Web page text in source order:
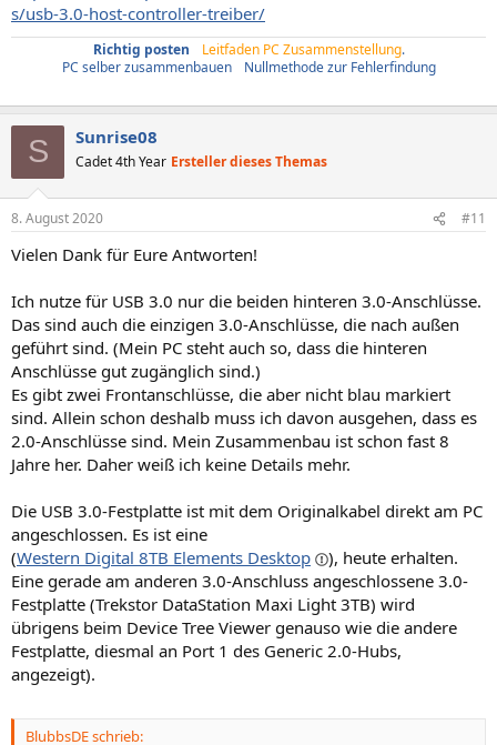
s/usb-3.0-host-controller-treiber/
Richtig posten Leitfaden PC Zusammenstellung.
PC selber zusammenbauen
Nullmethode zur Fehlerfindung
S Sunrise08
Cadet 4th Year Ersteller dieses Themas
8. August 2020 #11
Vielen Dank für Eure Antworten!
Ich nutze für USB 3.0 nur die beiden hinteren 3.0-Anschlüsse.
Das sind auch die einzigen 3.0-Anschlüsse, die nach außen
geführt sind. (Mein PC steht auch so, dass die hinteren
Anschlüsse gut zugänglich sind.)
Es gibt zwei Frontanschlüsse, die aber nicht blau markiert
sind. Allein schon deshalb muss ich davon ausgehen, dass es
2.0-Anschlüsse sind. Mein Zusammenbau ist schon fast 8
Jahre her. Daher weiß ich keine Details mehr.
Die USB 3.0-Festplatte ist mit dem Originalkabel direkt am PC
angeschlossen. Es ist eine
(Western Digital 8TB Elements Desktop
), heute erhalten.
Eine gerade am anderen 3.0-Anschluss angeschlossene 3.0-
Festplatte (Trekstor DataStation Maxi Light 3TB) wird
übrigens beim Device Tree Viewer genauso wie die andere
Festplatte, diesmal an Port 1 des Generic 2.0-Hubs,
angezeigt).
BlubbsDE schrieb: